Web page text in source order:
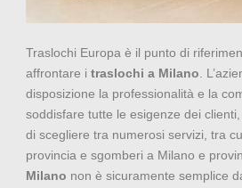
Traslochi Europa è il punto di
affrontare i traslochi a Milano .
disposizione la professionalità e la
soddisfare tutte le esigenze dei
di scegliere tra numerosi servizi, tra
provincia e sgomberi a Milano e
Milano non è sicuramente semplice